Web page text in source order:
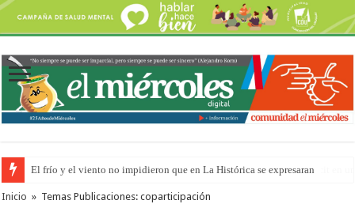
OSER: Frigerio aseguró que mejoraron el servicio, redujeron el déficit en
Inicio » Temas Publicaciones: coparticipación